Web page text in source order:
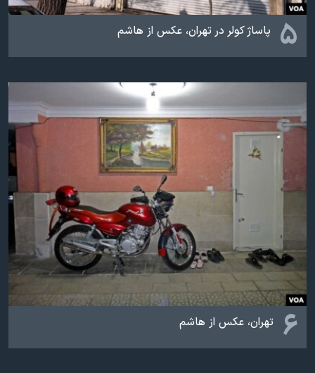
۵ پاساژ کولر در تهران، عکس از هاشم
۶ تهران، عکس از هاشم